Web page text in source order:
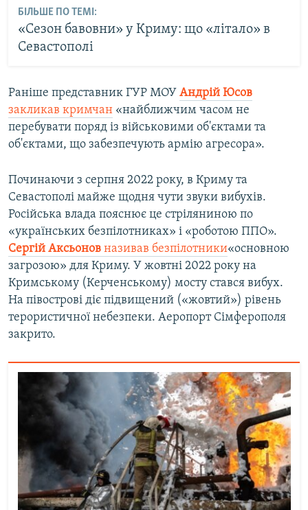
БІЛЬШЕ ПО ТЕМІ:
«Сезон бавовни» у Криму: що «літало» в
Севастополі
Раніше представник ГУР МОУ Андрій Юсов
закликав кримчан «найближчим часом не
перебувати поряд із військовими об'єктами та
об'єктами, що забезпечують армію агресора».
Починаючи з серпня 2022 року, в Криму та
Севастополі майже щодня чути звуки вибухів.
Російська влада пояснює це стріляниною по
«українських безпілотниках» і «роботою ППО».
Сергій Аксьонов називав безпілотники«основною
загрозою» для Криму. У жовтні 2022 року на
Кримському (Керченському) мосту стався вибух.
На півострові діє підвищений («жовтий») рівень
терористичної небезпеки. Аеропорт Сімферополя
закрито.